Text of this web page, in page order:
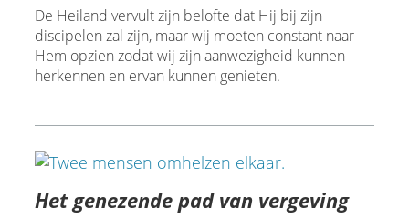
De Heiland vervult zijn belofte dat Hij bij zijn
discipelen zal zijn, maar wij moeten constant naar
Hem opzien zodat wij zijn aanwezigheid kunnen
herkennen en ervan kunnen genieten.
Het genezende pad van vergeving